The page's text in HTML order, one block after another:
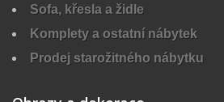
Sofa, křesla a židle
Komplety a ostatní nábytek
Prodej starožitného nábytku